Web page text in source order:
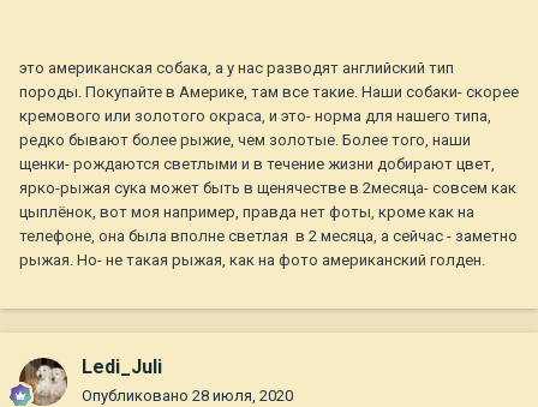
это американская собака, а у нас разводят английский тип
породы. Покупайте в Америке, там все такие. Наши собаки- скорее
кремового или золотого окраса, и это- норма для нашего типа,
редко бывают более рыжие, чем золотые. Более того, наши
щенки- рождаются светлыми и в течение жизни добирают цвет,
ярко-рыжая сука может быть в щенячестве в 2месяца- совсем как
цыплёнок, вот моя например, правда нет фоты, кроме как на
телефоне, она была вполне светлая в 2 месяца, а сейчас - заметно
рыжая. Но- не такая рыжая, как на фото американский голден.
Ledi_Juli
Опубликовано 28 июля, 2020